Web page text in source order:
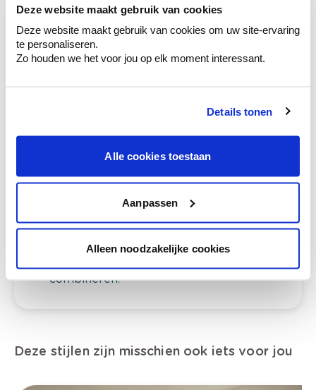
Deze website maakt gebruik van cookies
Deze website maakt gebruik van cookies om uw site-ervaring
te personaliseren.
Zo houden we het voor jou op elk moment interessant.
Details tonen
Alle cookies toestaan
Aanpassen
Alleen noodzakelijke cookies
ruimtes.
Krijg kleuradvies op basis van de lichtinval
en je meubels.
Ontdek er kleurechte stalen van je
kleurenselectie.
Bekijk er de bijhorende tinten om je kleur
Krijg persoonlijk advies om kleuren te
combineren.
Deze stijlen zijn misschien ook iets voor jou